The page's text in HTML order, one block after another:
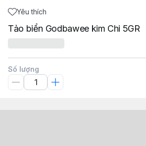
Yêu thích
Tảo biển Godbawee kim Chi 5GR
Số lượng